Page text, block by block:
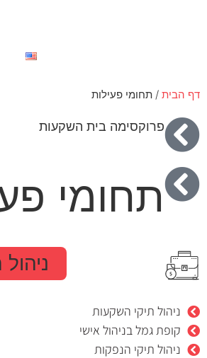
דף הבית / תחומי פעילות
פרוקסימה בית השקעות
תחומי
ניהול תיקי השקעות
קופת גמל בניהול אישי
ניהול תיקי הנפקות